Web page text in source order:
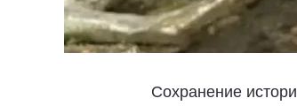
Сохранение